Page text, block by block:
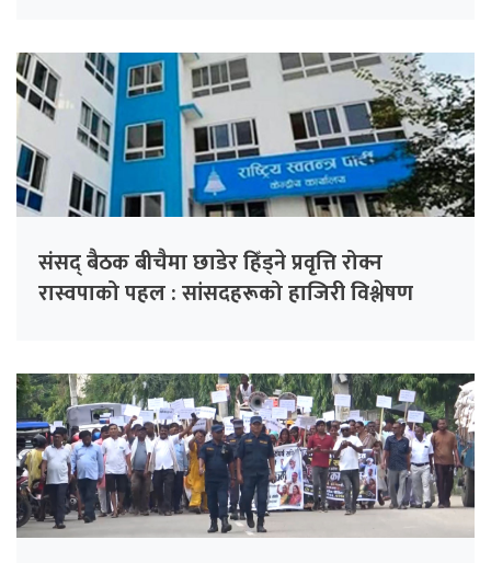
संसद् बैठक बीचैमा छाडेर हिँड्ने प्रवृत्ति रोक्न
रास्वपाको पहल : सांसदहरूको हाजिरी विश्लेषण